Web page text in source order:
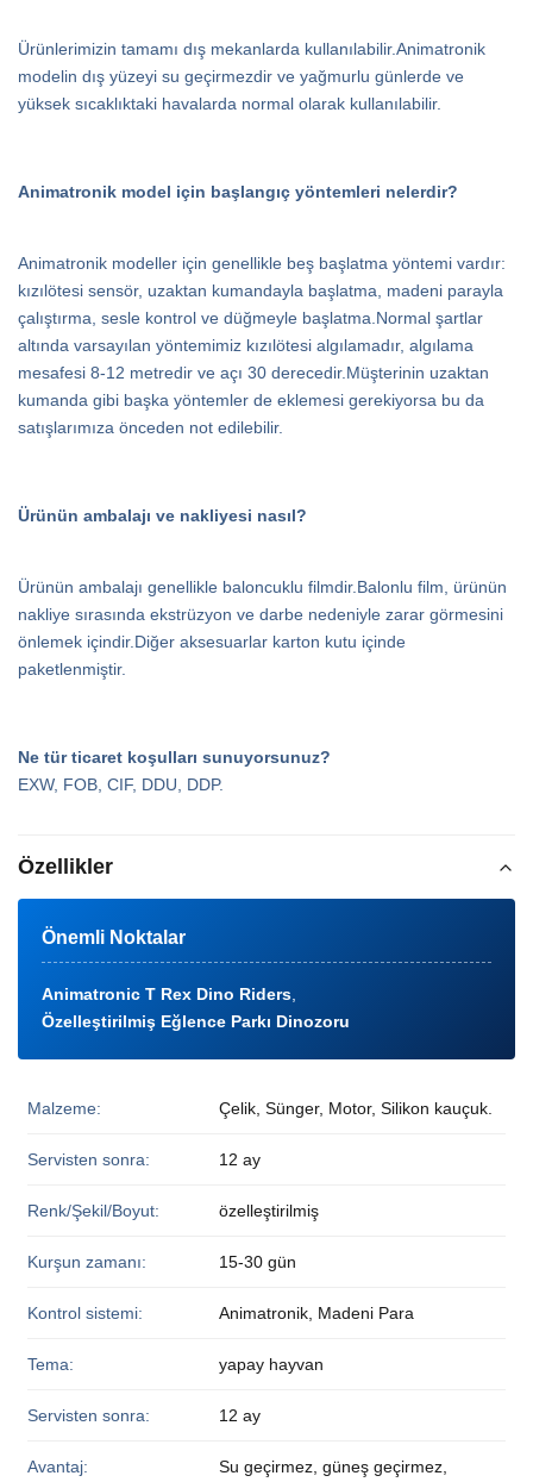
Ürünlerimizin tamamı dış mekanlarda kullanılabilir.Animatronik
modelin dış yüzeyi su geçirmezdir ve yağmurlu günlerde ve
yüksek sıcaklıktaki havalarda normal olarak kullanılabilir.
Animatronik model için başlangıç ​​yöntemleri nelerdir?
Animatronik modeller için genellikle beş başlatma yöntemi vardır:
kızılötesi sensör, uzaktan kumandayla başlatma, madeni parayla
çalıştırma, sesle kontrol ve düğmeyle başlatma.Normal şartlar
altında varsayılan yöntemimiz kızılötesi algılamadır, algılama
mesafesi 8-12 metredir ve açı 30 derecedir.Müşterinin uzaktan
kumanda gibi başka yöntemler de eklemesi gerekiyorsa bu da
satışlarımıza önceden not edilebilir.
Ürünün ambalajı ve nakliyesi nasıl?
Ürünün ambalajı genellikle baloncuklu filmdir.Balonlu film, ürünün
nakliye sırasında ekstrüzyon ve darbe nedeniyle zarar görmesini
önlemek içindir.Diğer aksesuarlar karton kutu içinde
paketlenmiştir.
Ne tür ticaret koşulları sunuyorsunuz?
EXW, FOB, CIF, DDU, DDP.
Özellikler
Önemli Noktalar
Animatronic T Rex Dino Riders
Özelleştirilmiş Eğlence Parkı Dinozoru
Malzeme: Çelik, Sünger, Motor, Silikon kauçuk.
Servisten sonra: 12 ay
Renk/Şekil/Boyut: özelleştirilmiş
Kurşun zamanı: 15-30 gün
Kontrol sistemi: Animatronik, Madeni Para
Tema: yapay hayvan
Servisten sonra: 12 ay
Avantaj:
Su geçirmez, güneş geçirmez,